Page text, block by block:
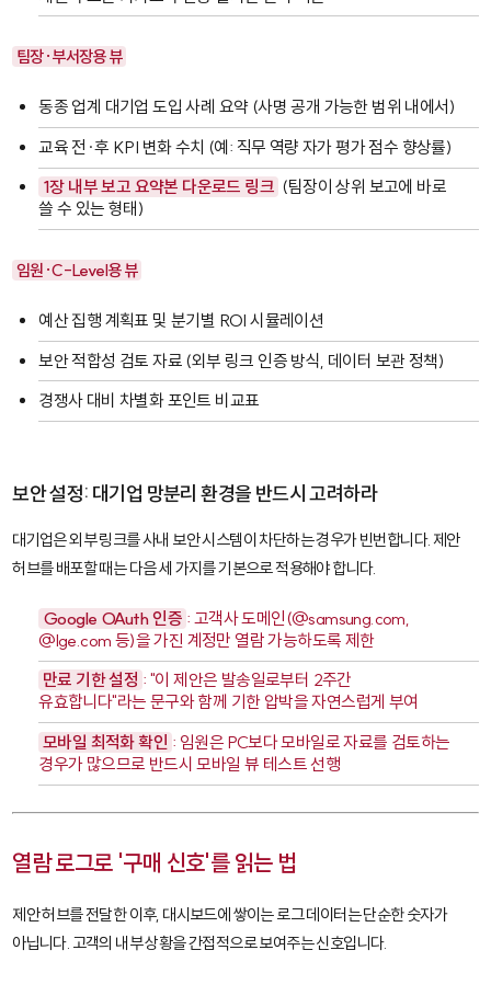
팀장·부서장용 뷰
동종 업계 대기업 도입 사례 요약 (사명 공개 가능한 범위 내에서)
교육 전·후 KPI 변화 수치 (예: 직무 역량 자가 평가 점수 향상률)
1장 내부 보고 요약본 다운로드 링크 (팀장이 상위 보고에 바로
쓸 수 있는 형태)
임원·C-Level용 뷰
예산 집행 계획표 및 분기별 ROI 시뮬레이션
보안 적합성 검토 자료 (외부 링크 인증 방식, 데이터 보관 정책)
경쟁사 대비 차별화 포인트 비교표
보안 설정: 대기업 망분리 환경을 반드시 고려하라
대기업은 외부 링크를 사내 보안 시스템이 차단하는 경우가 빈번합니다. 제안
허브를 배포할 때는 다음 세 가지를 기본으로 적용해야 합니다.
Google OAuth 인증 : 고객사 도메인(@samsung.com
@lge.com 등)을 가진 계정만 열람 가능하도록 제한
만료 기한 설정 : "이 제안은 발송일로부터 2주간
유효합니다"라는 문구와 함께 기한 압박을 자연스럽게 부여
모바일 최적화 확인 : 임원은 PC보다 모바일로 자료를 검토하는
경우가 많으므로 반드시 모바일 뷰 테스트 선행
열람 로그로 '구매 신호'를 읽는 법
제안 허브를 전달한 이후, 대시보드에 쌓이는 로그 데이터는 단순한 숫자가
아닙니다. 고객의 내부 상황을 간접적으로 보여주는 신호입니다.